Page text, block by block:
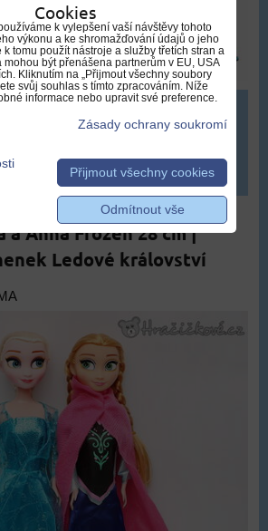
KOŠÍKU
a Anna Frozen 28 cm |
Ledové království
Cookies
k vylepšení vaší návštěvy tohoto
výkonu a ke shromažďování údajů o jeho
tomu použít nástroje a služby třetích stran a
mohou být přenášena partnerům v EU, USA
Kliknutím na „Přijmout všechny soubory
svůj souhlas s tímto zpracováním. Níže
informace nebo upravit své preference.
Zásady ochrany soukromí
Přijmout všechny cookies
Odmítnout vše